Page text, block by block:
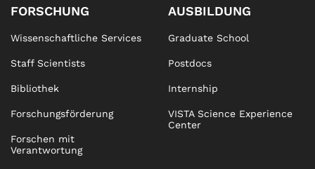
FORSCHUNG
Wissenschaftliche Services
Staff Scientists
Bibliothek
Forschungsförderung
Forschen mit
Verantwortung
AUSBILDUNG
Graduate School
Postdocs
Internship
VISTA Science Experience
Center